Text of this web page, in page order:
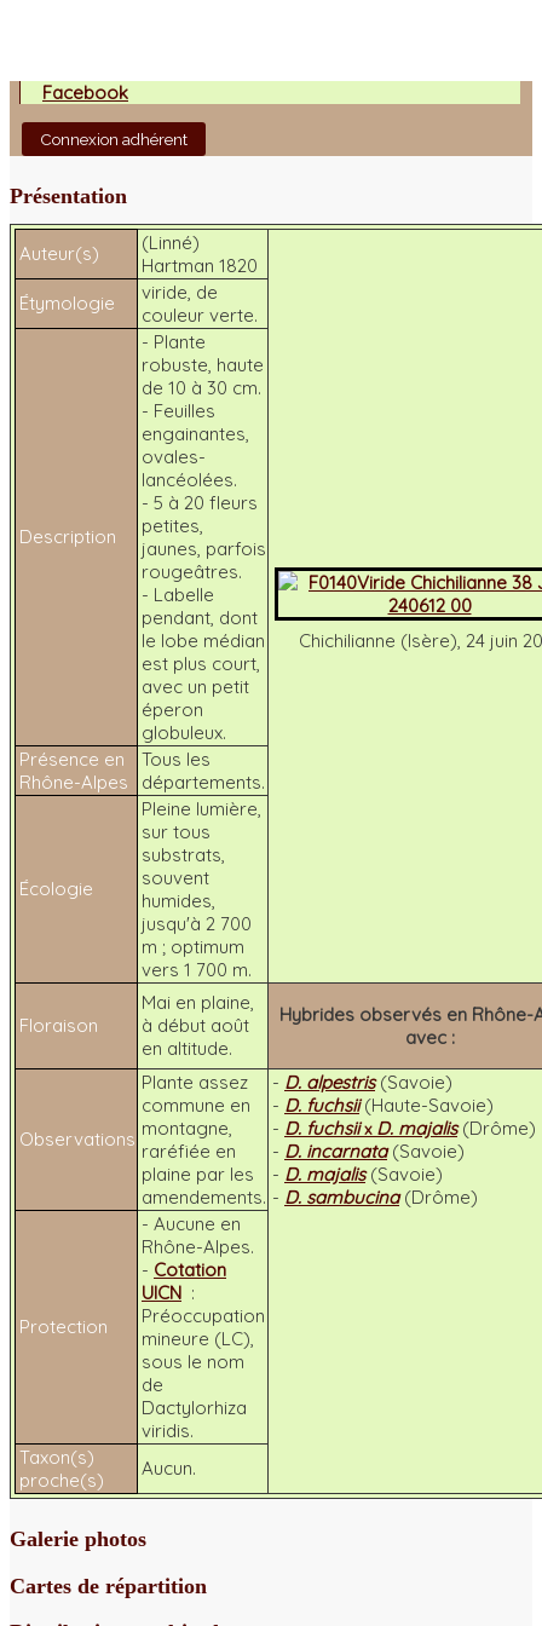
Facebook
Connexion adhérent
Présentation
Auteur(s)
(Linné)
Hartman 1820
Chichilianne (Isère), 24 juin
Étymologie viride, de
couleur verte.
Description
- Plante
robuste, haute
de 10 à 30 cm.
- Feuilles
engainantes,
ovales-
lancéolées.
- 5 à 20 fleurs
petites,
jaunes, parfois
rougeâtres.
- Labelle
pendant, dont
le lobe médian
est plus court,
avec un petit
éperon
globuleux.
Présence en
Rhône-Alpes
Tous les
départements.
Écologie
Pleine lumière,
sur tous
substrats,
souvent
humides,
jusqu'à 2 700
m ; optimum
vers 1 700 m.
Floraison
Mai en plaine,
à début août
en altitude.
Hybrides observés en Rhône-
avec :
Observations
Plante assez
commune en
montagne,
raréfiée en
plaine par les
amendements.
- D. alpestris(Savoie)
- D. fuchsii(Haute-Savoie)
- D. fuchsiix D. majalis(Drôme)
- D. incarnata(Savoie)
- D. majalis(Savoie)
- D. sambucina(Drôme)
Protection
- Aucune en
Rhône-Alpes.
- Cotation
UICN :
Préoccupation
mineure (LC),
sous le nom
de
Dactylorhiza
viridis.
Taxon(s)
proche(s)
Aucun.
Galerie photos
Cartes de répartition